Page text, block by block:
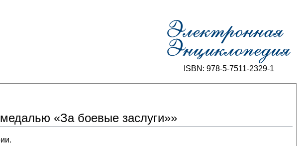
ISBN: 978-5-7511-2329-1
«За боевые заслуги»»